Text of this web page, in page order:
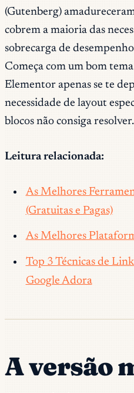
(Gutenberg)
cobrem a maioria das
sobrecarga de
Começa com um bom
Elementor apenas se te
necessidade de layout
blocos não consiga resolver.
Leitura relacionada:
As Melhores
(Gratuitas e Pagas)
As Melhores
Top 3 Técnicas de
Google Adora
A versão